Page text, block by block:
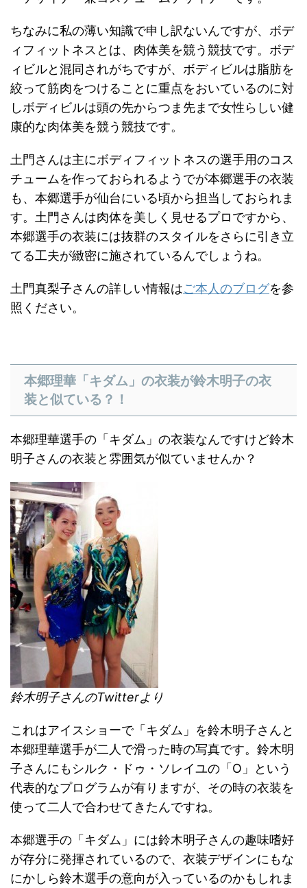
ちなみに私の薄い知識で申し訳ないんですが、ボデ
ィフィットネスとは、肉体美を競う競技です。ボデ
ィビルと混同されがちですが、ボディビルは脂肪を
絞って筋肉をつけることに重点をおいているのに対
しボディビルは頭の先からつま先まで女性らしい健
康的な肉体美を競う競技です。
土門さんは主にボディフィットネスの選手用のコス
チュームを作っておられるようでが本郷選手の衣装
も、本郷選手が仙台にいる頃から担当しておられま
す。土門さんは肉体を美しく見せるプロですから、
本郷選手の衣装には抜群のスタイルをさらに引き立
てる工夫が緻密に施されているんでしょうね。
土門真梨子さんの詳しい情報はご本人のブログを参
照ください。
本郷理華「キダム」の衣装が鈴木明子の衣
装と似ている？！
本郷理華選手の「キダム」の衣装なんですけど鈴木
明子さんの衣装と雰囲気が似ていませんか？
鈴木明子さんのTwitterより
これはアイスショーで「キダム」を鈴木明子さんと
本郷理華選手が二人で滑った時の写真です。鈴木明
子さんにもシルク・ドゥ・ソレイユの「O」という
代表的なプログラムが有りますが、その時の衣装を
使って二人で合わせてきたんですね。
本郷選手の「キダム」には鈴木明子さんの趣味嗜好
が存分に発揮されているので、衣装デザインにもな
にかしら鈴木選手の意向が入っているのかもしれま